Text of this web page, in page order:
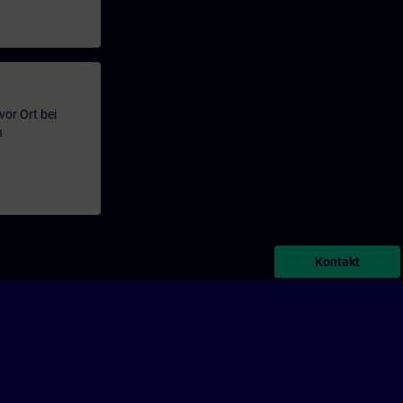
Ort bei
Kontakt